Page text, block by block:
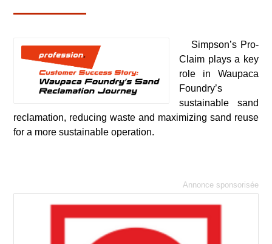
Simpson’s Pro-
Claim plays a key
role in Waupaca
Foundry’s
sustainable sand
reclamation, reducing waste and maximizing sand reuse
for a more sustainable operation.